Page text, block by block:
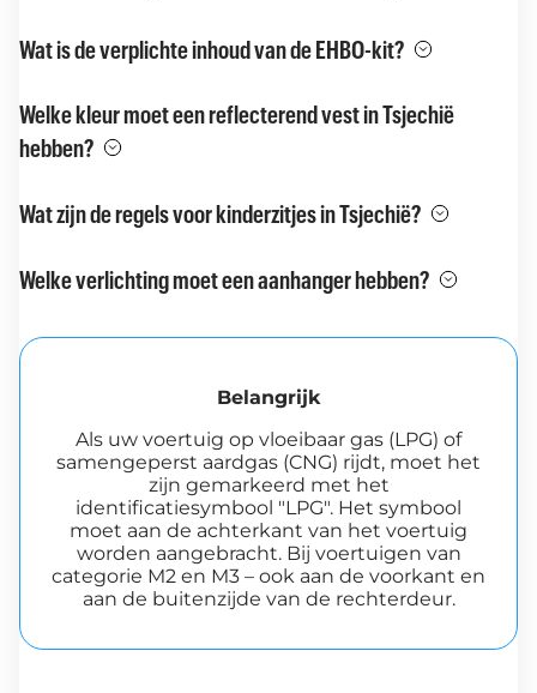
Wat is de verplichte inhoud van de EHBO-kit?
Welke kleur moet een reflecterend vest in Tsjechië
hebben?
Wat zijn de regels voor kinderzitjes in Tsjechië?
Welke verlichting moet een aanhanger hebben?
Belangrijk
Als uw voertuig op vloeibaar gas (LPG) of
samengeperst aardgas (CNG) rijdt, moet het
zijn gemarkeerd met het
identificatiesymbool "LPG". Het symbool
moet aan de achterkant van het voertuig
worden aangebracht. Bij voertuigen van
categorie M2 en M3 – ook aan de voorkant en
aan de buitenzijde van de rechterdeur.